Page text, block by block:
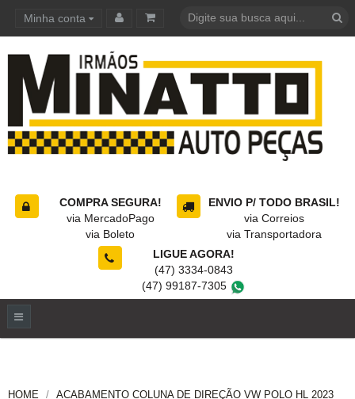
Minha conta
COMPRA SEGURA!
via MercadoPago
via Boleto
ENVIO P/ TODO BRASIL!
via Correios
via Transportadora
LIGUE AGORA!
(47) 3334-0843
(47) 99187-7305
HOME ACABAMENTO COLUNA DE DIREÇÃO VW POLO HL 2023